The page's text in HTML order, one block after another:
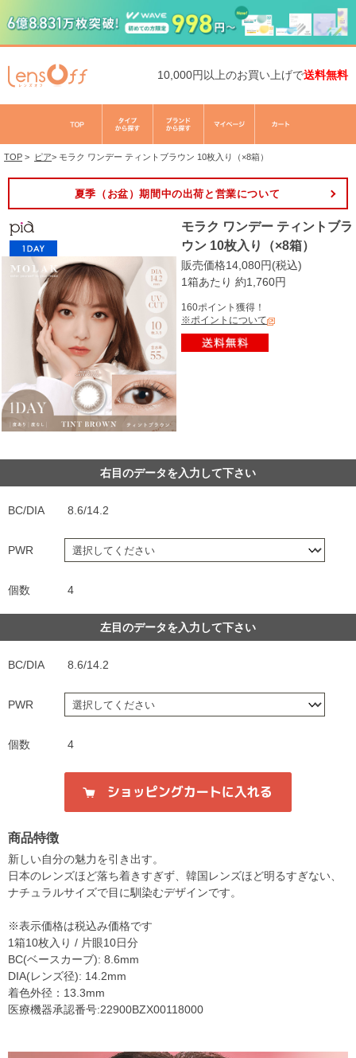
10,000円以上のお買い上げで送料無料
TOP > ピア> モラク ワンデー ティントブラウン 10枚入り（×8箱）
夏季（お盆）期間中の出荷と営業について
モラク ワンデー ティントブラ
ウン 10枚入り（×8箱）
販売価格14,080円(税込)
1箱あたり 約1,760円
160ポイント獲得！
※ポイントについて
右目のデータを入力して下さい
BC/DIA 8.6/14.2
PWR
個数 4
左目のデータを入力して下さい
BC/DIA 8.6/14.2
PWR
個数 4
商品特徴
新しい自分の魅力を引き出す。
日本のレンズほど落ち着きすぎず、韓国レンズほど明るすぎない、
ナチュラルサイズで目に馴染むデザインです。
※表示価格は税込み価格です
1箱10枚入り / 片眼10日分
BC(ベースカーブ): 8.6mm
DIA(レンズ径): 14.2mm
着色外径：13.3mm
医療機器承認番号:22900BZX00118000